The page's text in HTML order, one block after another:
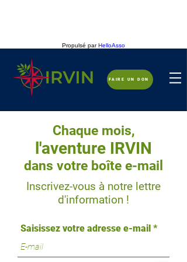
Propulsé parHelloAsso
FAIRE UN DON
Chaque mois,
l'aventure IRVIN
dans votre boîte e-mail
Inscrivez-vous à notre lettre
d'information !
Saisissez votre adresse e-mail